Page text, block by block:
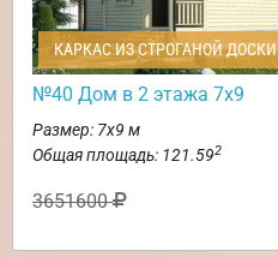
КАРКАС ИЗ СТРОГАНОЙ ДОСКИ
№40 Дом в 2 этажа 7х9
Размер: 7х9 м
Общая площадь: 121.592
3651600